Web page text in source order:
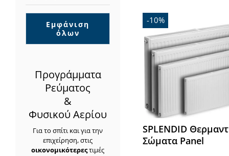
-10%
SPLENDID
Σώματα Panel
Εμφάνιση
όλων
Προγράμματα
Ρεύματος
&
Φυσικού Αερίου
Για το σπίτι και για την
επιχείρηση, στις
οικονομικότερεςτιμές